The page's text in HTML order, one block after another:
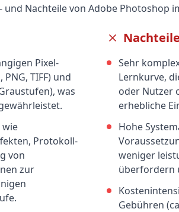
und Nachteile von Adobe Photoshop
Pixel-
PNG, TIFF) und
was
wie
Protokoll-
von
zur
Nachteile
Sehr
Lernkurve,
oder Nutzer
erhebliche
Hohe
weniger
überfordern
Gebühren